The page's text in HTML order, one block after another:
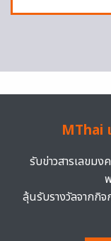
MThai
รับข่าวสารเลขมง
ลุ้นรับรางวัลจากกิ